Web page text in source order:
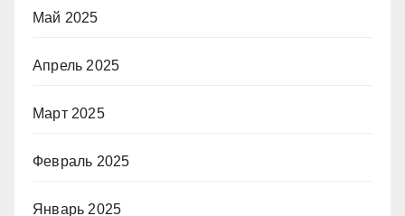
Май 2025
Апрель 2025
Март 2025
Февраль 2025
Январь 2025